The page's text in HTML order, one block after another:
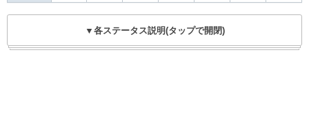
▼各ステータス説明(タップで開閉)